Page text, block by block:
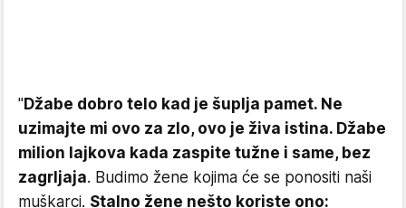
"Džabe dobro telo kad je šuplja pamet. Ne
uzimajte mi ovo za zlo, ovo je živa istina. Džabe
milion lajkova kada zaspite tužne i same, bez
zagrljaja. Budimo žene kojima će se ponositi naši
muškarci. Stalno žene nešto koriste ono: